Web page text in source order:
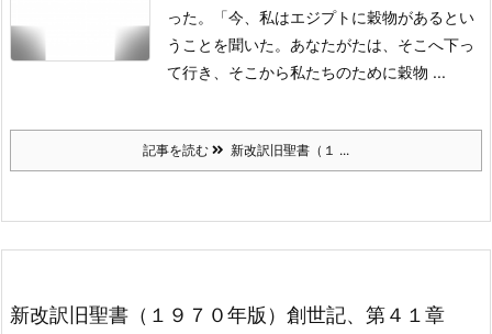
った。「今、私はエジプトに穀物があるとい
うことを聞いた。あなたがたは、そこへ下っ
て行き、そこから私たちのために穀物 ...
記事を読む 新改訳旧聖書（１ ...
新改訳旧聖書（１９７０年版）創世記、第４１章